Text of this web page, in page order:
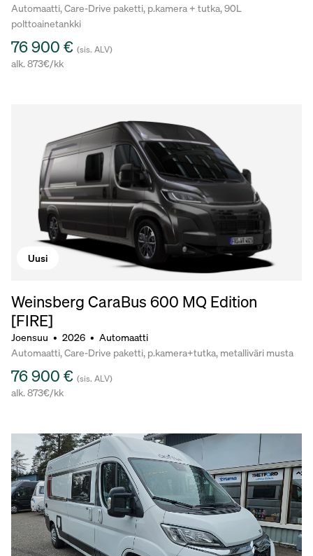
Automaatti, Care-Drive paketti, p.kamera + tutka, 90L
polttoainetankki
76 900 € (sis. ALV)
alk. 873€/kk
Uusi
Weinsberg CaraBus 600 MQ Edition
[FIRE]
Joensuu • 2026 • Automaatti
Automaatti, Care-Drive paketti, p.kamera+tutka, metalliväri musta
76 900 € (sis. ALV)
alk. 873€/kk